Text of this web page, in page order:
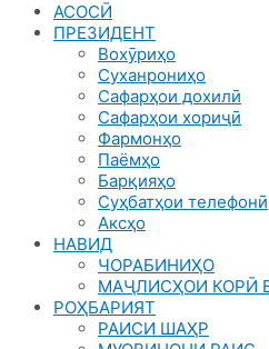
АСОСӢ
ПРЕЗИДЕНТ
Вохӯриҳо
Суханрониҳо
Сафарҳои дохилӣ
Сафарҳои хориҷӣ
Фармонҳо
Паёмҳо
Барқияҳо
Суҳбатҳои телефонӣ
Аксҳо
НАВИД
ЧОРАБИНИҲО
МАҶЛИСҲОИ КОРӢ
РОҲБАРИЯТ
РАИСИ ШАҲР